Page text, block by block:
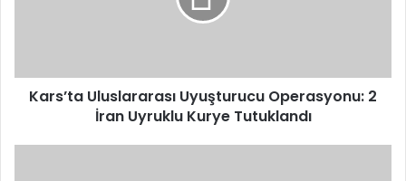
Tutuklandı
Kars’ta Uluslararası Uyuşturucu Operasyonu: 2
İran Uyruklu Kurye Tutuklandı